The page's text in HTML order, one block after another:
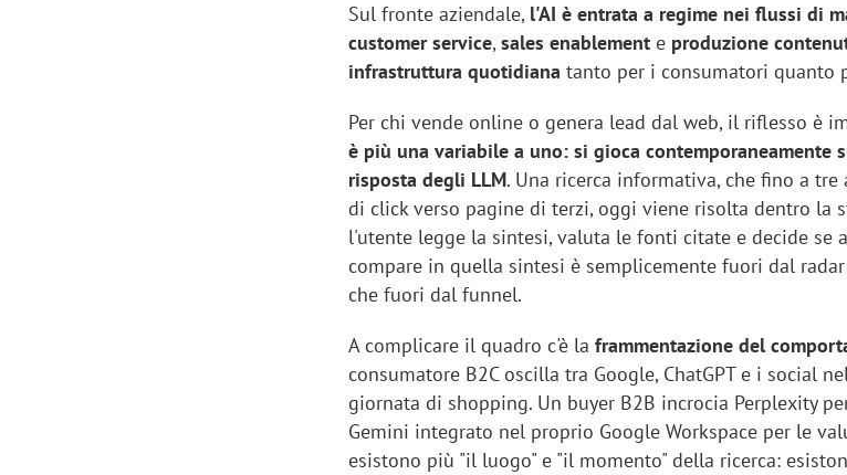
Sul fronte aziendale, l'AI è entrata a regime nei flussi di
customer service,sales enablement e produzione
infrastruttura quotidiana tanto per i consumatori quanto
Per chi vende online o genera lead dal web, il riflesso è
è più una variabile a uno: si gioca contemporaneamente
risposta degli LLM. Una ricerca informativa, che fino a
di click verso pagine di terzi, oggi viene risolta dentro la
l'utente legge la sintesi, valuta le fonti citate e decide se
compare in quella sintesi è semplicemente fuori dal
che fuori dal funnel.
A complicare il quadro c'è laframmentazione del
consumatore B2C oscilla tra Google, ChatGPT e i social
giornata di shopping. Un buyer B2B incrocia Perplexity
Gemini integrato nel proprio Google Workspace per le
esistono più "il luogo" e "il momento" della ricerca: